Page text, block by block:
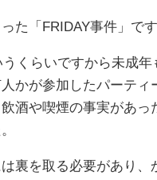
た「FRIDAY事件」です
くらいですから未成年
かが参加したパーティ
酒や喫煙の事実があっ
裏を取る必要があり、